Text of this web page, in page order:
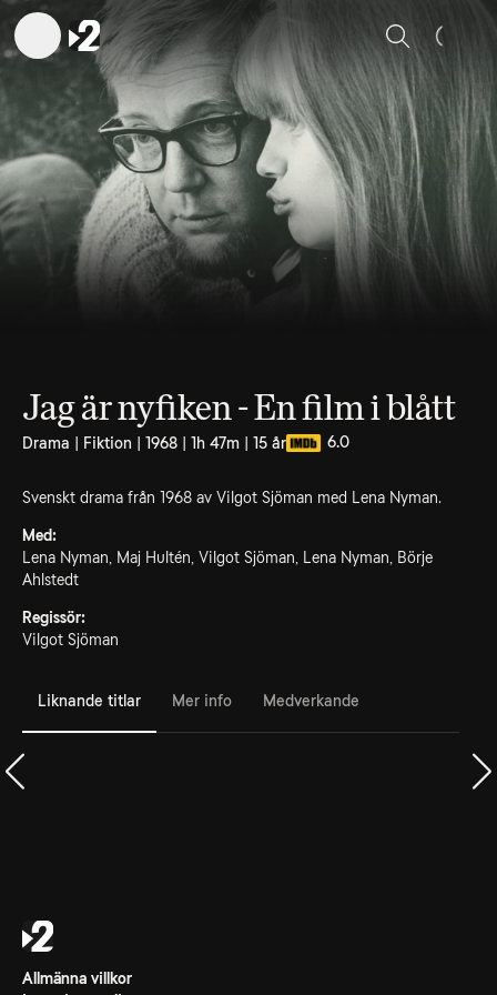
Sök
Jag är nyfiken - En film i blått
Drama | Fiktion | 1968 | 1h 47m | 15 år 6.0
Svenskt drama från 1968 av Vilgot Sjöman med Lena Nyman.
Med:
Lena Nyman, Maj Hultén, Vilgot Sjöman, Lena Nyman, Börje
Ahlstedt
Regissör:
Vilgot Sjöman
Liknande titlar Mer info Medverkande
Allmänna villkor